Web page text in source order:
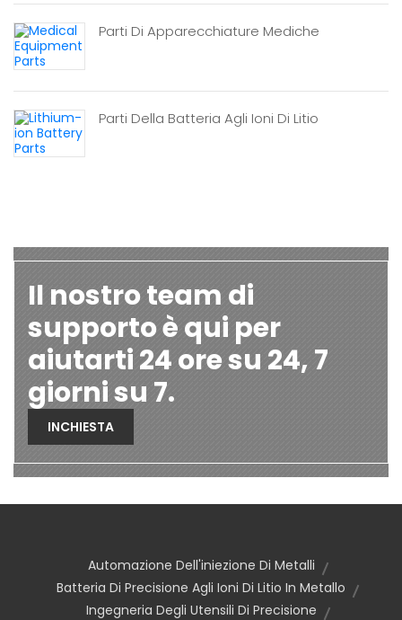
Parti Di Apparecchiature Mediche
Parti Della Batteria Agli Ioni Di Litio
Il nostro team di
supporto è qui per
aiutarti 24 ore su 24, 7
giorni su 7.
INCHIESTA
Automazione Dell'iniezione Di Metalli
Batteria Di Precisione Agli Ioni Di Litio In Metallo
Ingegneria Degli Utensili Di Precisione